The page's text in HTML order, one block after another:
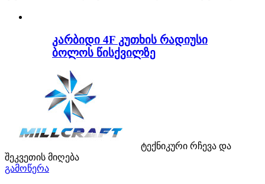
კარბიდი 4F კუთხის რადიუსი
ბოლოს წისქვილზე
ტექნიკური რჩევა და
შეკვეთის მიღება
გამოწერა